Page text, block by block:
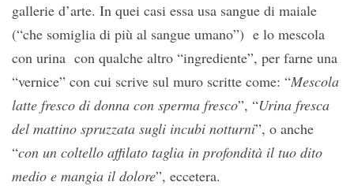
gallerie d’arte. In quei casi essa usa sangue di maiale
(“che somiglia di più al sangue umano”) e lo mescola
con urina con qualche altro “ingrediente”, per farne una
“vernice” con cui scrive sul muro scritte come: “Mescola
latte fresco di donna con sperma fresco”, “Urina fresca
del mattino spruzzata sugli incubi notturni”, o anche
“con un coltello affilato taglia in profondità il tuo dito
medio e mangia il dolore”, eccetera.